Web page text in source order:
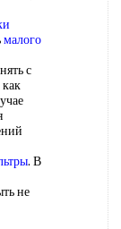
малого
с
как
. В
не